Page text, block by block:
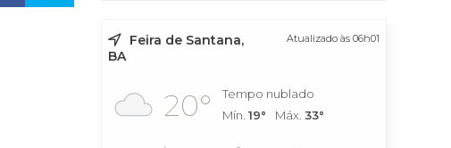
Feira de Santana,
BA
Atualizado às 06h01
20°
Tempo nublado
Mín. 19° Máx. 33°